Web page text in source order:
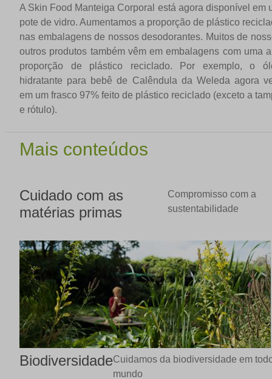
A Skin Food Manteiga Corporal está agora disponível em
pote de vidro. Aumentamos a proporção de plástico
nas embalagens de nossos desodorantes. Muitos de
outros produtos também vêm em embalagens com uma
proporção de plástico reciclado. Por exemplo, o
hidratante para bebê de Calêndula da Weleda agora
em um frasco 97% feito de plástico reciclado (exceto a
e rótulo).
Mais conteúdos
Cuidado com as
matérias primas
Compromisso com a
sustentabilidade
BiodiversidadeCuidamos da biodiversidade em
mundo